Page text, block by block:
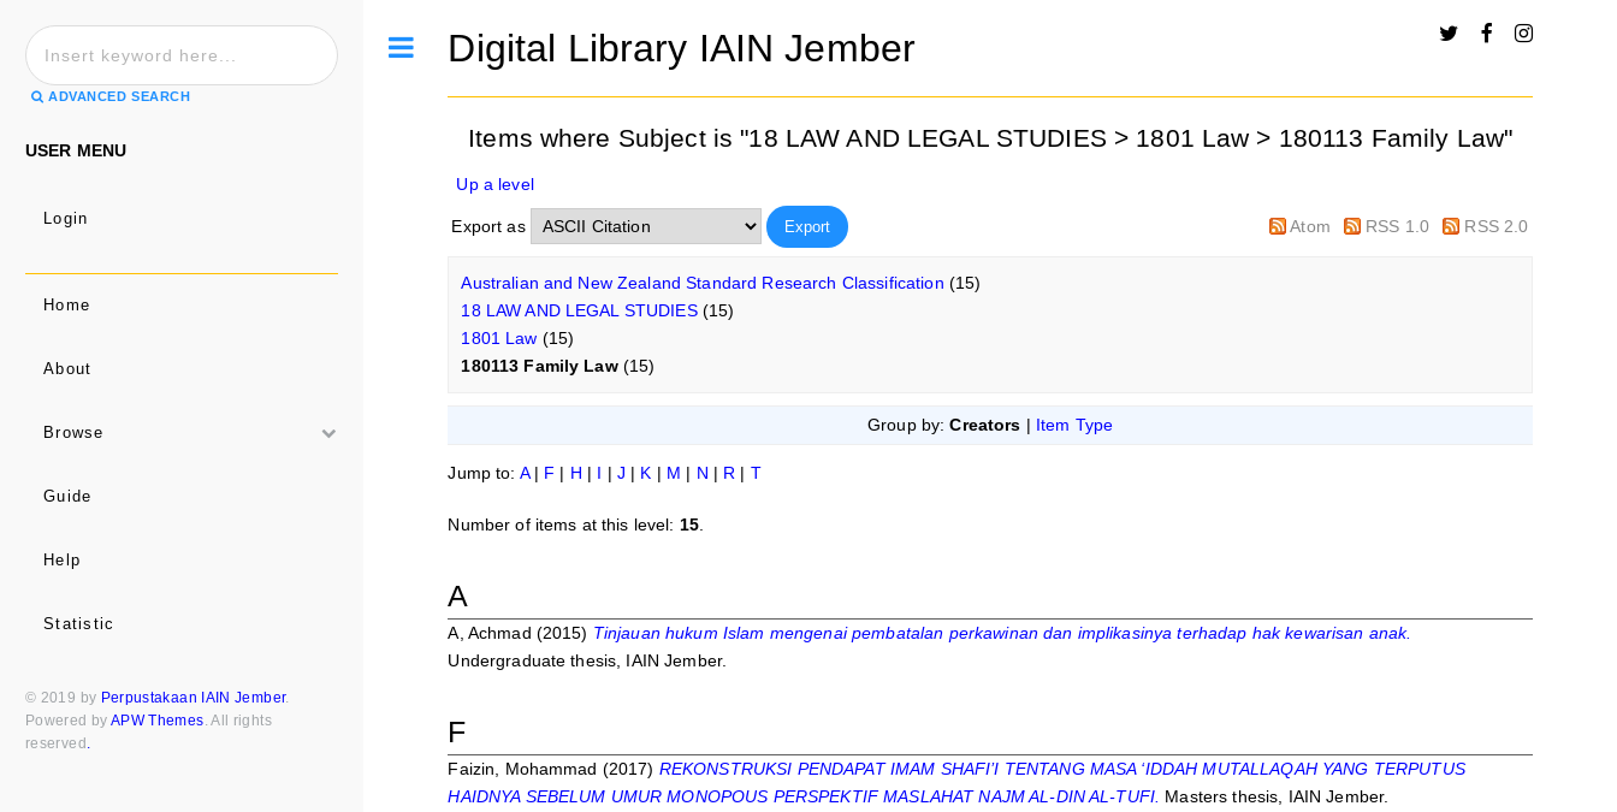
Digital Library IAIN Jember
Items where Subject is "18 LAW AND LEGAL STUDIES > 1801 Law > 180113 Family Law"
Up a level
Export as Atom RSS 1.0 RSS 2.0
Australian and New Zealand Standard Research Classification (15)
18 LAW AND LEGAL STUDIES(15)
1801 Law (15)
180113 Family Law(15)
Group by:Creators | Item Type
Jump to: A| F | H | I | J | K | M | N | R | T
Number of items at this level: 15
A
A, Achmad (2015) Tinjauan hukum Islam mengenai pembatalan perkawinan dan implikasinya terhadap hak kewarisan anak.
Undergraduate thesis, IAIN Jember.
F
Faizin, Mohammad (2017) REKONSTRUKSI PENDAPAT IMAM SHAFI’I TENTANG MASA ‘IDDAH MUTALLAQAH YANG TERPUTUS
HAIDNYA SEBELUM UMUR MONOPOUS PERSPEKTIF MASLAHAT NAJM AL-DIN AL-TUFI. Masters thesis, IAIN Jember.
ADVANCED SEARCH
USER MENU
Login
Home
About
Browse
Guide
Help
Statistic
© 2019 by Perpustakaan IAIN Jember.
Powered by APW Themes . All rights
reserved
Toggle